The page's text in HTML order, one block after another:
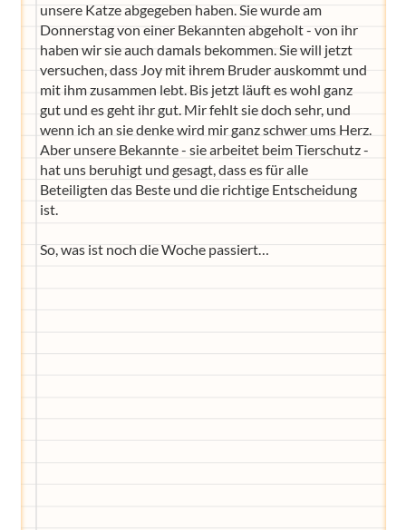
unsere Katze abgegeben haben. Sie wurde am
Donnerstag von einer Bekannten abgeholt - von ihr
haben wir sie auch damals bekommen. Sie will jetzt
versuchen, dass Joy mit ihrem Bruder auskommt und
mit ihm zusammen lebt. Bis jetzt läuft es wohl ganz
gut und es geht ihr gut. Mir fehlt sie doch sehr, und
wenn ich an sie denke wird mir ganz schwer ums Herz.
Aber unsere Bekannte - sie arbeitet beim Tierschutz -
hat uns beruhigt und gesagt, dass es für alle
Beteiligten das Beste und die richtige Entscheidung
ist.
So, was ist noch die Woche passiert…